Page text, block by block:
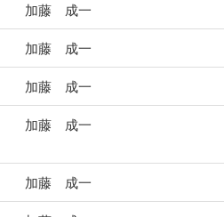
加藤 成一
加藤 成一
加藤 成一
加藤 成一
加藤 成一